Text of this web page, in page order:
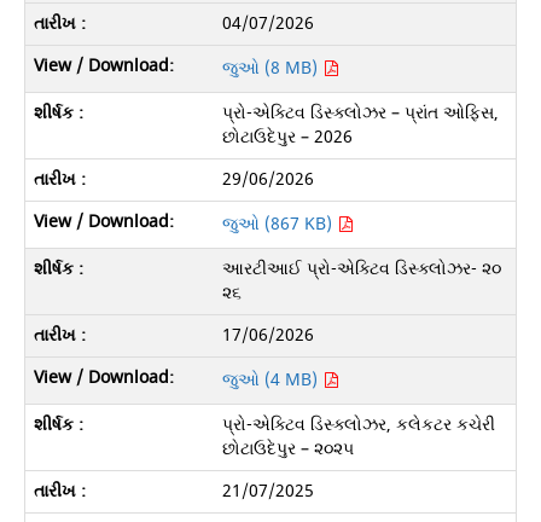
04/07/2026
જુઓ (8 MB)
પ્રો-એક્ટિવ ડિસ્ક્લોઝર – પ્રાંત ઓફિસ,
છોટાઉદેપુર – 2026
29/06/2026
જુઓ (867 KB)
આરટીઆઈ પ્રો-એક્ટિવ ડિસ્ક્લોઝર- ૨૦
૨૬
17/06/2026
જુઓ (4 MB)
પ્રો-એક્ટિવ ડિસ્ક્લોઝર, કલેકટર કચેરી
છોટાઉદેપુર – ૨૦૨૫
21/07/2025